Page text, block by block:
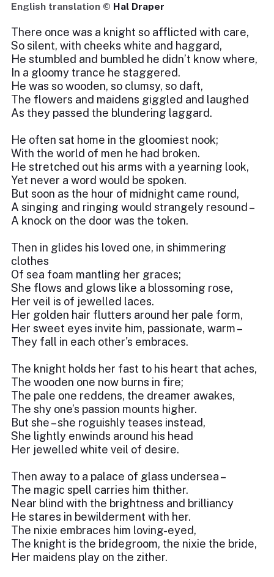
English translation © Hal Draper
There once was a knight so afflicted with care,
So silent, with cheeks white and haggard,
He stumbled and bumbled he didn’t know where,
In a gloomy trance he staggered.
He was so wooden, so clumsy, so daft,
The flowers and maidens giggled and laughed
As they passed the blundering laggard.
He often sat home in the gloomiest nook;
With the world of men he had broken.
He stretched out his arms with a yearning look,
Yet never a word would be spoken.
But soon as the hour of midnight came round,
A singing and ringing would strangely resound –
A knock on the door was the token.
Then in glides his loved one, in shimmering
clothes
Of sea foam mantling her graces;
She flows and glows like a blossoming rose,
Her veil is of jewelled laces.
Her golden hair flutters around her pale form,
Her sweet eyes invite him, passionate, warm –
They fall in each other's embraces.
The knight holds her fast to his heart that aches,
The wooden one now burns in fire;
The pale one reddens, the dreamer awakes,
The shy one’s passion mounts higher.
But she – she roguishly teases instead,
She lightly enwinds around his head
Her jewelled white veil of desire.
Then away to a palace of glass undersea –
The magic spell carries him thither.
Near blind with the brightness and brilliancy
He stares in bewilderment with her.
The nixie embraces him loving-eyed,
The knight is the bridegroom, the nixie the bride,
Her maidens play on the zither.